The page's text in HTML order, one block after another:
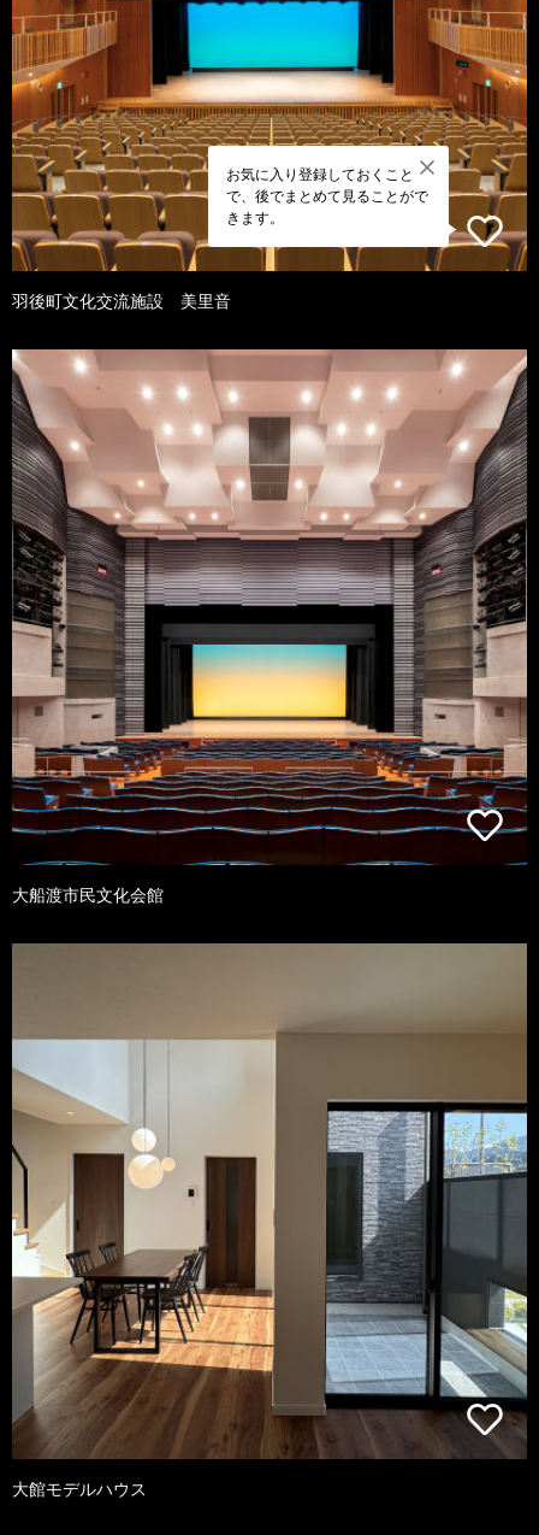
お気に入り登録しておくこと
で、後でまとめて見ることがで
きます。
羽後町文化交流施設 美里音
大船渡市民文化会館
大館モデルハウス